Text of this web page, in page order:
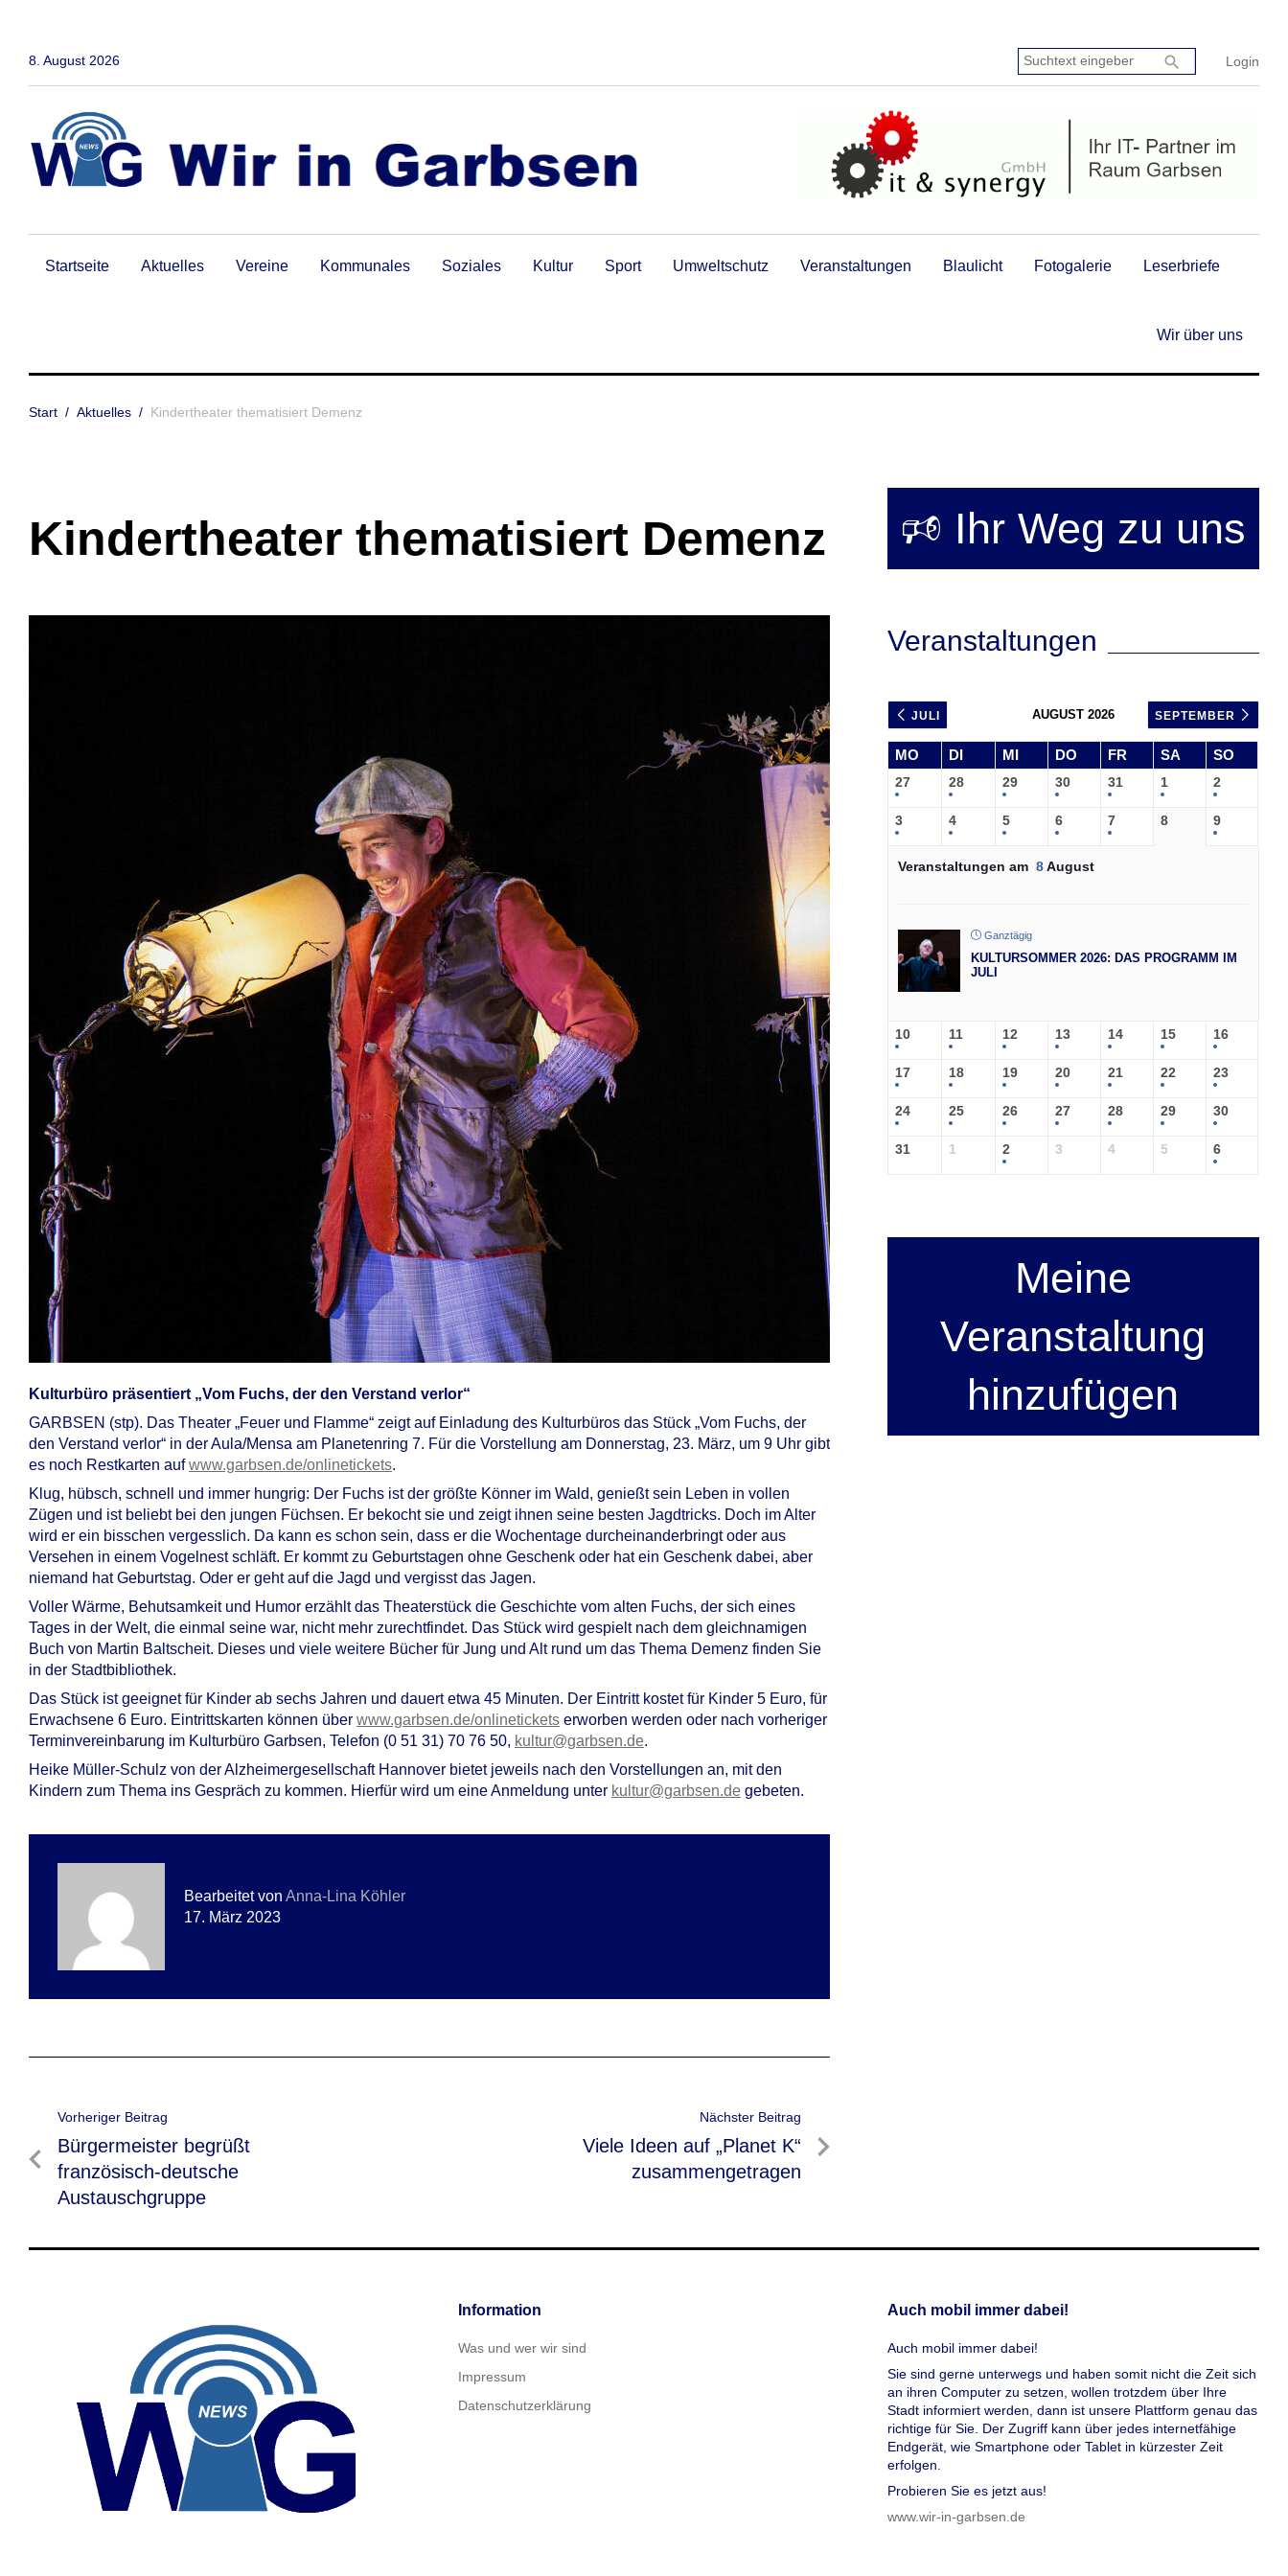
8. August 2026 Login
Suchtext
eingeben:
search
Startseite Aktuelles Vereine Kommunales Soziales Kultur Sport Umweltschutz Veranstaltungen Blaulicht Fotogalerie Leserbriefe
Wir über uns
Start / Aktuelles / Kindertheater thematisiert Demenz
Kindertheater thematisiert Demenz
Kulturbüro präsentiert „Vom Fuchs, der den Verstand verlor“
GARBSEN (stp). Das Theater „Feuer und Flamme“ zeigt auf Einladung des Kulturbüros das Stück „Vom Fuchs, der
den Verstand verlor“ in der Aula/Mensa am Planetenring 7. Für die Vorstellung am Donnerstag, 23. März, um 9 Uhr gibt
es noch Restkarten aufwww.garbsen.de/onlinetickets.
Klug, hübsch, schnell und immer hungrig: Der Fuchs ist der größte Könner im Wald, genießt sein Leben in vollen
Zügen und ist beliebt bei den jungen Füchsen. Er bekocht sie und zeigt ihnen seine besten Jagdtricks. Doch im Alter
wird er ein bisschen vergesslich. Da kann es schon sein, dass er die Wochentage durcheinanderbringt oder aus
Versehen in einem Vogelnest schläft. Er kommt zu Geburtstagen ohne Geschenk oder hat ein Geschenk dabei, aber
niemand hat Geburtstag. Oder er geht auf die Jagd und vergisst das Jagen.
Voller Wärme, Behutsamkeit und Humor erzählt das Theaterstück die Geschichte vom alten Fuchs, der sich eines
Tages in der Welt, die einmal seine war, nicht mehr zurechtfindet. Das Stück wird gespielt nach dem gleichnamigen
Buch von Martin Baltscheit. Dieses und viele weitere Bücher für Jung und Alt rund um das Thema Demenz finden Sie
in der Stadtbibliothek.
Das Stück ist geeignet für Kinder ab sechs Jahren und dauert etwa 45 Minuten. Der Eintritt kostet für Kinder 5 Euro, für
Erwachsene 6 Euro. Eintrittskarten können über www.garbsen.de/onlinetickets erworben werden oder nach vorheriger
Terminvereinbarung im Kulturbüro Garbsen, Telefon (0 51 31) 70 76 50, kultur@garbsen.de.
Heike Müller-Schulz von der Alzheimergesellschaft Hannover bietet jeweils nach den Vorstellungen an, mit den
Kindern zum Thema ins Gespräch zu kommen. Hierfür wird um eine Anmeldung unter kultur@garbsen.de gebeten.
Bearbeitet von Anna-Lina Köhler
17. März 2023
Beitragsnavigation
Vorheriger Beitrag
Vorheriger
Beitrag
Bürgermeister begrüßt
französisch-deutsche
Austauschgruppe
Nächster Beitrag
Nächster
Beitrag
Viele Ideen auf „Planet K“
zusammengetragen
🕫 Ihr Weg zu uns
Veranstaltungen
JULI AUGUST 2026 SEPTEMBER
MO DI MI DO FR SA SO
27 28 29 30 31 1 2
3 4 5 6 7 8 9
Veranstaltungen am 8August
Ganztägig
KULTURSOMMER 2026: DAS PROGRAMM IM
JULI
10 11 12 13 14 15 16
17 18 19 20 21 22 23
24 25 26 27 28 29 30
31 1 2 3 4 5 6
Meine
Veranstaltung
hinzufügen
Information
Was und wer wir sind
Impressum
Datenschutzerklärung
Auch mobil immer dabei!
Auch mobil immer dabei!
Sie sind gerne unterwegs und haben somit nicht die Zeit sich
an ihren Computer zu setzen, wollen trotzdem über Ihre
Stadt informiert werden, dann ist unsere Plattform genau das
richtige für Sie. Der Zugriff kann über jedes internetfähige
Endgerät, wie Smartphone oder Tablet in kürzester Zeit
erfolgen.
Probieren Sie es jetzt aus!
www.wir-in-garbsen.de